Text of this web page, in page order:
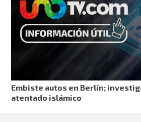
Embiste autos en Berlín;
atentado islámico